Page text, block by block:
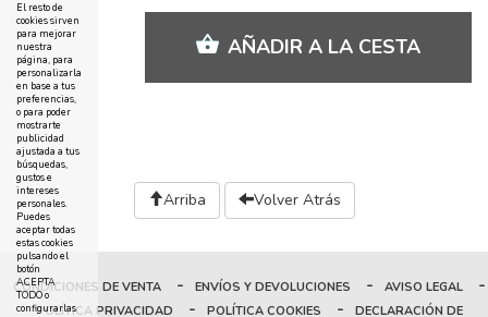
AÑADIR A LA CESTA
Arriba Volver Atrás
CONDICIONES DE VENTA - ENVÍOS Y DEVOLUCIONES - AVISO LEGAL -
POLÍTICA PRIVACIDAD - POLÍTICA COOKIES - DECLARACIÓN DE
El resto de
cookies sirven
para mejorar
nuestra
página, para
personalizarla
en base a tus
preferencias,
o para poder
mostrarte
publicidad
ajustada a tus
búsquedas,
gustos e
intereses
personales.
Puedes
aceptar todas
estas cookies
pulsando el
botón
ACEPTA
TODO o
configurarlas